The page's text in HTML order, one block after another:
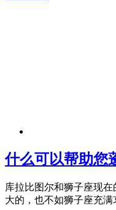
什么可以帮助您
库拉比图尔和狮子座现
大的，也不如狮子座充满